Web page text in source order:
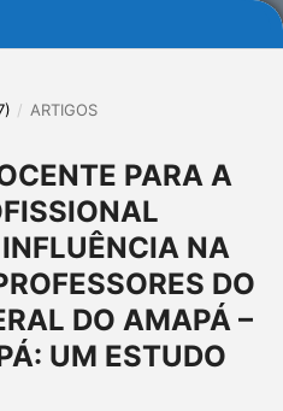
/ ARTIGOS
PARA A
NA
DO
DO AMAPÁ –
UM ESTUDO